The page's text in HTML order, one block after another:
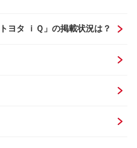
ヨタ ｉＱ」の掲載状況は？